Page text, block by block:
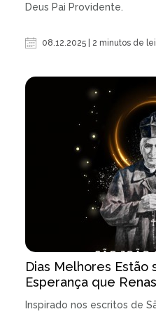
Deus Pai Providente.
08.12.2025 | 2 minutos de
Dias Melhores Estão
Esperança que
Inspirado nos escritos de